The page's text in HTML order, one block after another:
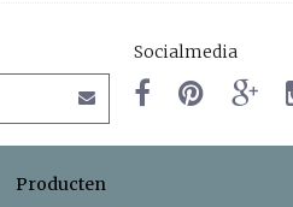
Socialmedia
Producten